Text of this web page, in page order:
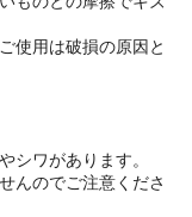
使用は破損の原因と
シワがあります。
んのでご注意くださ